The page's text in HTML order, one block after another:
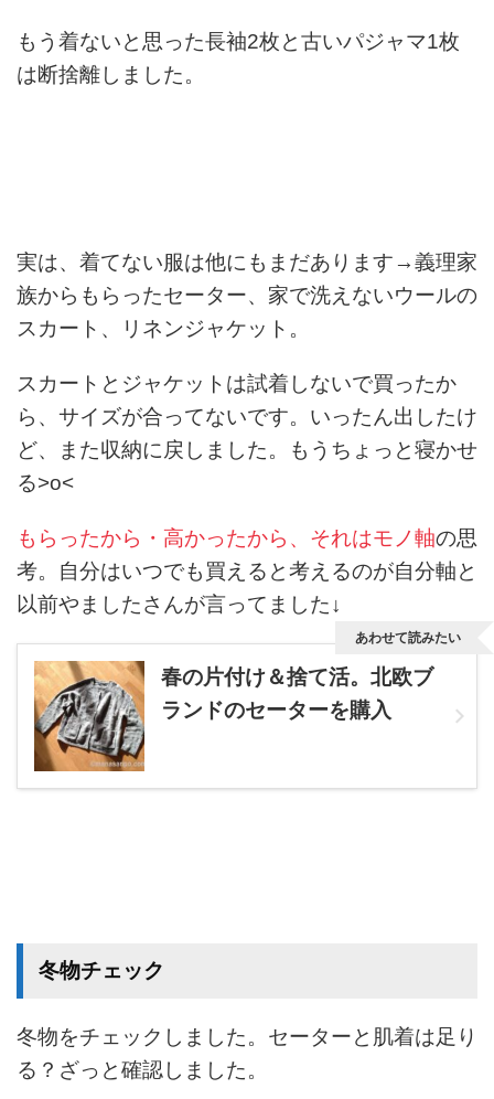
もう着ないと思った長袖2枚と古いパジャマ1枚
は断捨離しました。
実は、着てない服は他にもまだあります→義理家
族からもらったセーター、家で洗えないウールの
スカート、リネンジャケット。
スカートとジャケットは試着しないで買ったか
ら、サイズが合ってないです。いったん出したけ
ど、また収納に戻しました。もうちょっと寝かせ
る>o<
もらったから・高かったから、それはモノ軸の思
考。自分はいつでも買えると考えるのが自分軸と
以前やましたさんが言ってました↓
春の片付け＆捨て活。北欧ブ
ランドのセーターを購入
あわせて読みたい
冬物チェック
冬物をチェックしました。セーターと肌着は足り
る？ざっと確認しました。